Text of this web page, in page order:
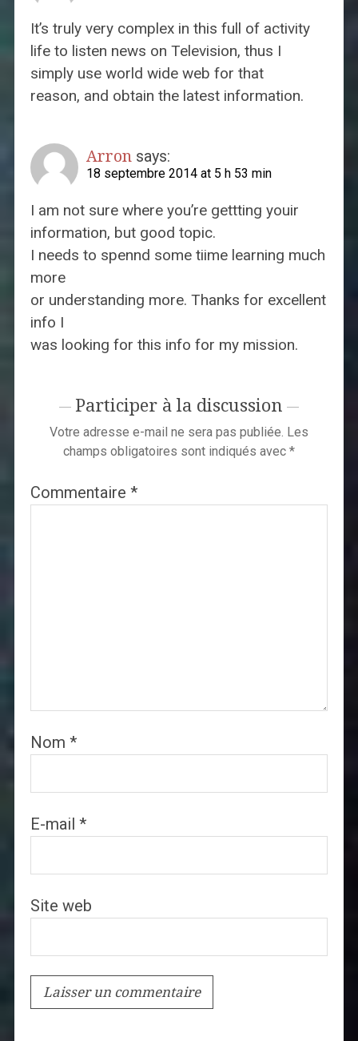
It’s truly very complex in this full of activity
life to listen news on Television, thus I
simply use world wide web for that
reason, and obtain the latest information.
Arron says:
18 septembre 2014 at 5 h 53 min
I am not sure where you’re gettting youir
information, but good topic.
I needs to spennd some tiime learning much
more
or understanding more. Thanks for excellent
info I
was looking for this info for my mission.
Participer à la discussion
Votre adresse e-mail ne sera pas publiée. Les
champs obligatoires sont indiqués avec *
Commentaire *
Nom *
E-mail *
Site web